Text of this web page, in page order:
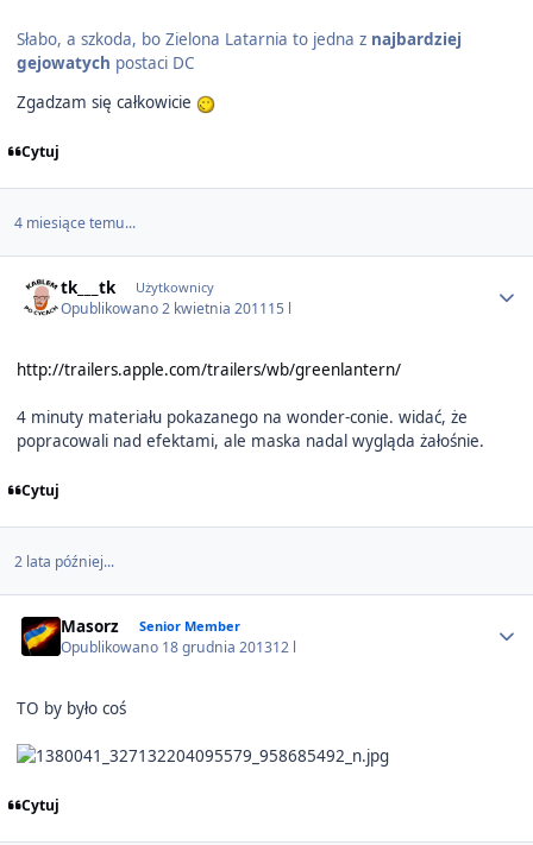
Słabo, a szkoda, bo Zielona Latarnia to jedna z najbardziej
gejowatych postaci DC
Zgadzam się całkowicie
Cytuj
4 miesiące temu...
tk___tk Użytkownicy
Opublikowano2 kwietnia 201115 l
http://trailers.apple.com/trailers/wb/greenlantern/
4 minuty materiału pokazanego na wonder-conie. widać, że
popracowali nad efektami, ale maska nadal wygląda żałośnie.
Cytuj
2 lata później...
Masorz Senior Member
Opublikowano 18 grudnia 201312 l
TO by było coś
Cytuj